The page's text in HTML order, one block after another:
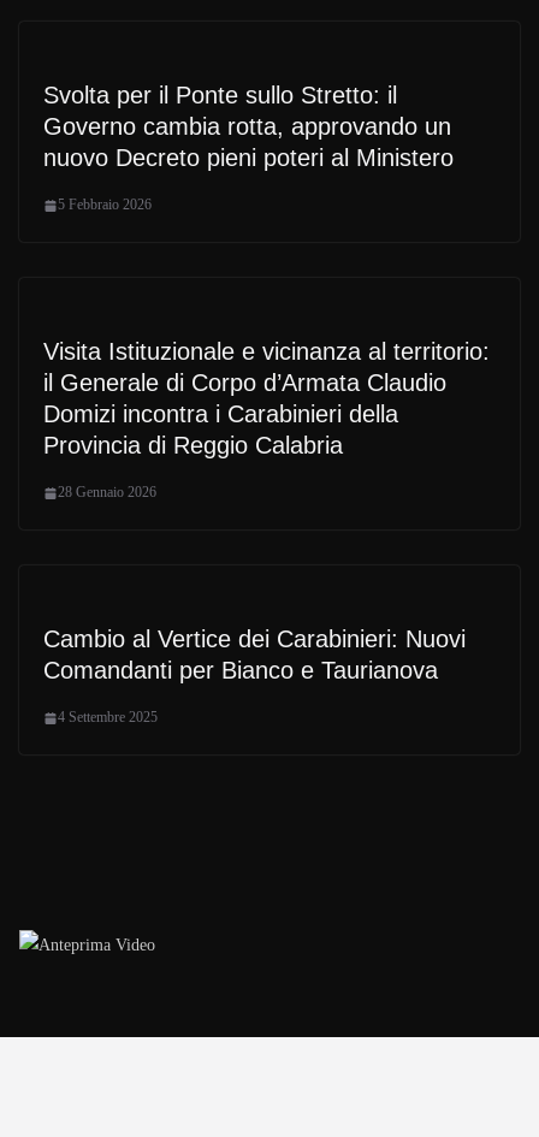
Svolta per il Ponte sullo Stretto: il
Governo cambia rotta, approvando un
nuovo Decreto pieni poteri al Ministero
5 Febbraio 2026
Visita Istituzionale e vicinanza al territorio:
il Generale di Corpo d’Armata Claudio
Domizi incontra i Carabinieri della
Provincia di Reggio Calabria
28 Gennaio 2026
Cambio al Vertice dei Carabinieri: Nuovi
Comandanti per Bianco e Taurianova
4 Settembre 2025